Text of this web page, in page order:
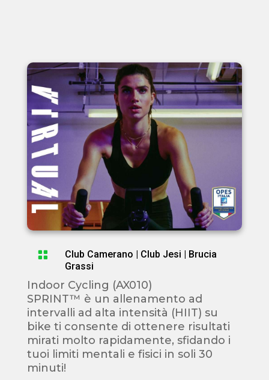
 Club Camerano Club Jesi
Brucia
Grassi
Indoor Cycling (AX010)
SPRINT™ è un allenamento ad
intervalli ad alta intensità (HIIT) su
bike ti consente di ottenere risultati
mirati molto rapidamente, sfidando i
tuoi limiti mentali e fisici in soli 30
minuti!